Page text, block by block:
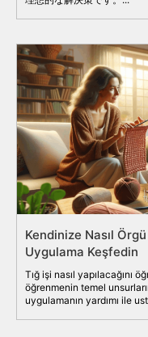
Kendinize Nasıl
Uygulama Keşfedin
Tığ işi nasıl yapılacağını
öğrenmenin temel
uygulamanın yardımı ile